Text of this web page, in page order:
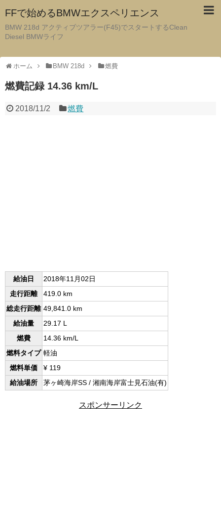
FFで始めるBMWエクスペリエンス
BMW 218d アクティブツアラー(F45)でスタートするClean
Diesel BMWライフ
ホーム BMW 218d 燃費
燃費記録 14.36 km/L
2018/11/2 燃費
給油日
2018年11月02日
走行距離
419.0 km
総走行距離 49,841.0 km
給油量
29.17 L
燃費
14.36 km/L
燃料タイプ 軽油
燃料単価
¥ 119
給油場所
茅ヶ崎海岸SS / 湘南海岸富士見石油(有)
スポンサーリンク